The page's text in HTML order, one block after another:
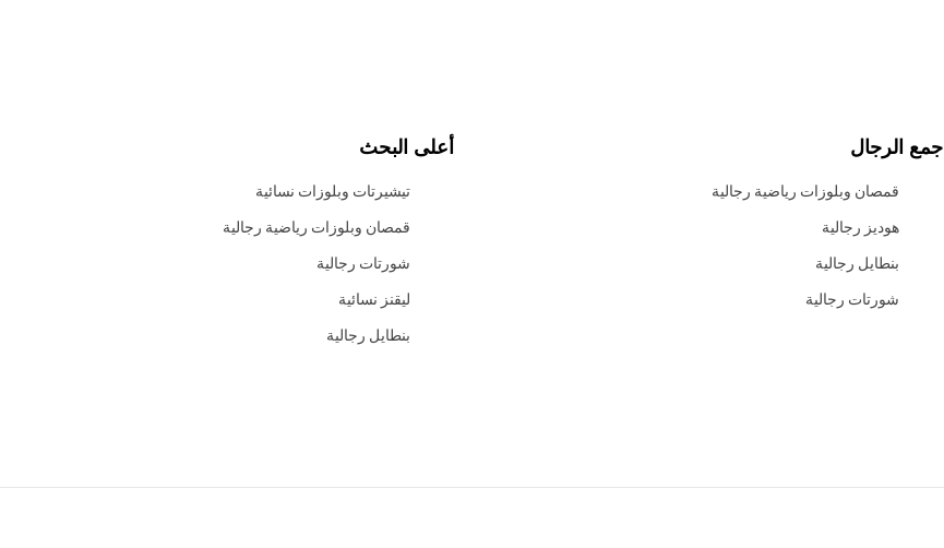
جمع الرجال
قمصان وبلوزات رياضية رجالية
هوديز رجالية
بنطايل رجالية
شورتات رجالية
أعلى البحث
تيشيرتات وبلوزات نسائية
قمصان وبلوزات رياضية رجالية
شورتات رجالية
ليقنز نسائية
بنطايل رجالية